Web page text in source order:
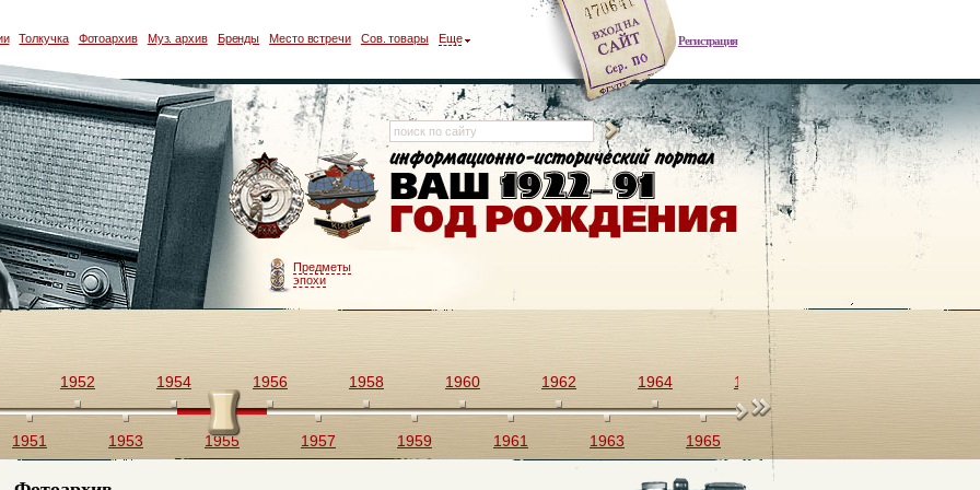
Регистрация
Толкучка Фотоархив Муз. архив Бренды Место встречи Сов. товары Еще
Предметы
эпохи
1951
1952
1953
1954
1955
1956
1957
1958
1959
1960
1961
1962
1963
1964
1965
1966